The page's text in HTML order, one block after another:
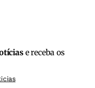
e receba os